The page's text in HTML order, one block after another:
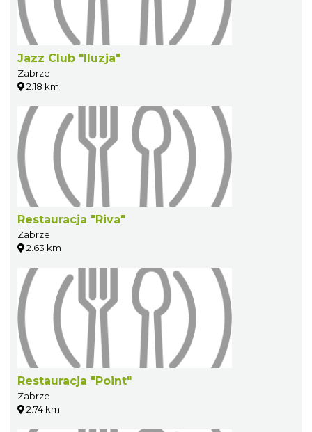
Jazz Club "Iluzja"
Zabrze
2.18 km
Restauracja "Riva"
Zabrze
2.63 km
Restauracja "Point"
Zabrze
2.74 km